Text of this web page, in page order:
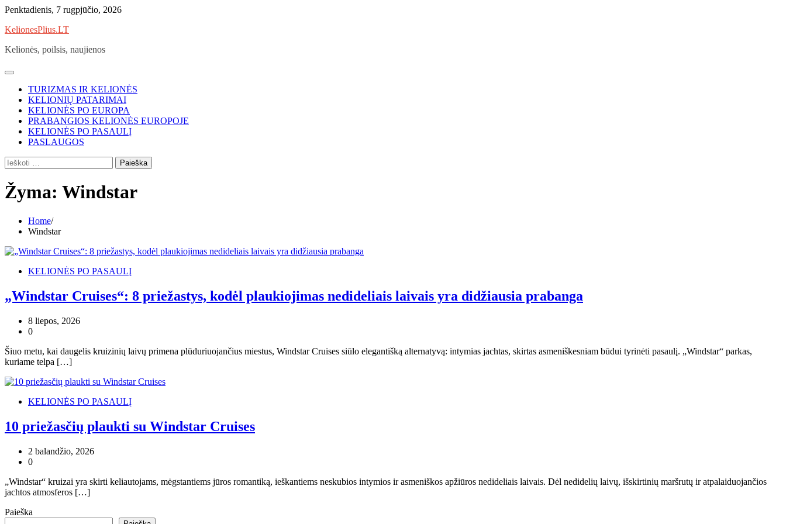
Skip
content
Penktadienis, 7 rugpjūčio, 2026
KelionesPlius.LT
Kelionės, poilsis, naujienos
TURIZMAS IR KELIONĖS
KELIONIŲ PATARIMAI
KELIONĖS PO EUROPA
PRABANGIOS KELIONĖS EUROPOJE
KELIONĖS PO PASAULĮ
PASLAUGOS
Ieškoti:
Žyma: Windstar
Home
Windstar
KELIONĖS PO PASAULĮ
„Windstar Cruises“: 8 priežastys, kodėl plaukiojimas nedideliais laivais yra didžiausia prabanga
8 liepos, 2026
0
Šiuo metu, kai daugelis kruizinių laivų primena plūduriuojančius miestus, Windstar Cruises siūlo elegantišką alternatyvą: intymias jachtas, skirtas asmeniškesniam būdui tyrinėti pasaulį. „Windstar“ parkas,
kuriame telpa […]
KELIONĖS PO PASAULĮ
10 priežasčių plaukti su Windstar Cruises
2 balandžio, 2026
0
„Windstar“ kruizai yra skirti keliautojams, mėgstantiems jūros romantiką, ieškantiems neskubios intymios ir asmeniškos apžiūros nedideliais laivais. Dėl nedidelių laivų, išskirtinių maršrutų ir atpalaiduojančios
jachtos atmosferos […]
Paieška